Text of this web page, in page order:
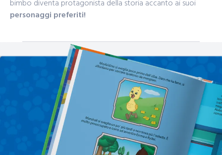
bimbo diventa protagonista della storia accanto ai suoi
personaggi preferiti!